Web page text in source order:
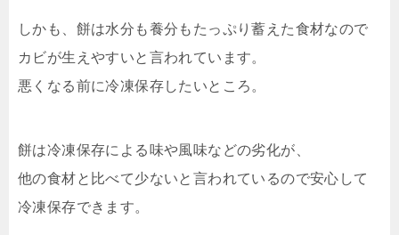
しかも、餅は水分も養分もたっぷり蓄えた食材なので
カビが生えやすいと言われています。
悪くなる前に冷凍保存したいところ。
餅は冷凍保存による味や風味などの劣化が、
他の食材と比べて少ないと言われているので安心して
冷凍保存できます。